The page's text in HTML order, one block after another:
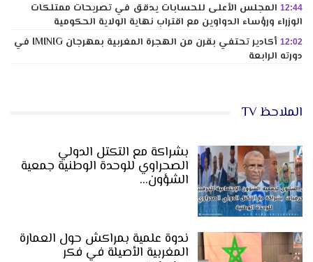
12:44 المجلس الأعلى للحسابات يدقق في تصريحات ممتلكات
الوزراء ورؤساء الدواوين مع اقتراب نهاية الولاية الحكومية
12:02
أكادير تحتفي بقرن من الهجرة المغربية بمهرجان IMINIG في
دورته الرابعة
الملاحظ TV
بشراكة مع التكتل الدولي
الصحراوي للوحدة الوطنية جمعية
الشؤون…
ندوة علمية بمراكش حول العمارة
المغربية الأصيلة في فكر